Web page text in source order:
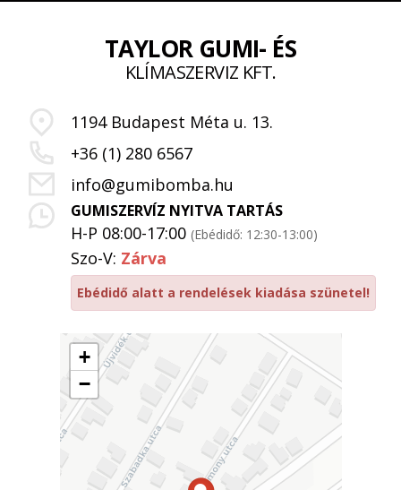
+
−
TAYLOR GUMI- ÉS
KLÍMASZERVIZ KFT.
1194 Budapest Méta u. 13.
+36 (1) 280 6567
info@gumibomba.hu
GUMISZERVÍZ NYITVA TARTÁS
H-P 08:00-17:00 (Ebédidő: 12:30-13:00)
Szo-V: Zárva
Ebédidő alatt a rendelések kiadása szünetel!